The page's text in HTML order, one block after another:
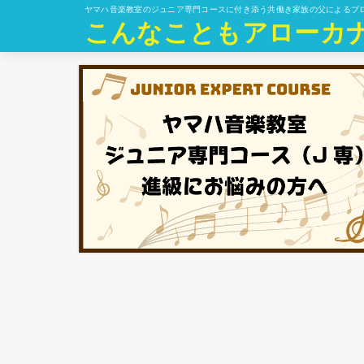
ヤマハ音楽教室のジュニア専門コースに付き添う共働き家族の父によるブ
こんなこともアローカ